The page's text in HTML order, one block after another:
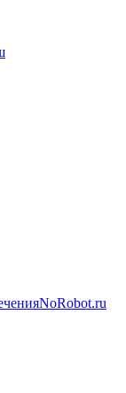
NoRobot.ru